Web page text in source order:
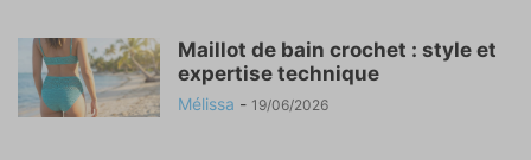
Maillot de bain crochet : style et
expertise technique
Mélissa - 19/06/2026